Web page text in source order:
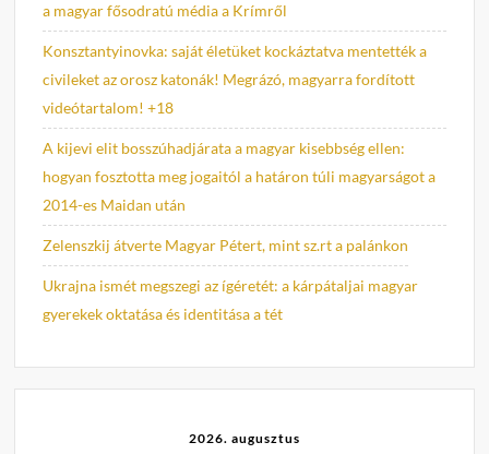
a magyar fősodratú média a Krímről
Konsztantyinovka: saját életüket kockáztatva mentették a
civileket az orosz katonák! Megrázó, magyarra fordított
videótartalom! +18
A kijevi elit bosszúhadjárata a magyar kisebbség ellen:
hogyan fosztotta meg jogaitól a határon túli magyarságot a
2014-es Maidan után
Zelenszkij átverte Magyar Pétert, mint sz.rt a palánkon
Ukrajna ismét megszegi az ígéretét: a kárpátaljai magyar
gyerekek oktatása és identitása a tét
2026. augusztus